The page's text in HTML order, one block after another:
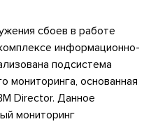
сбоев в работе
информационно-
подсистема
мониторинга, основанная
Director. Данное
мониторинг